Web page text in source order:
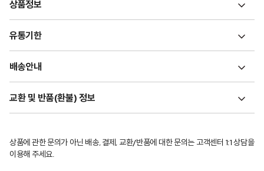
상품정보
유통기한
배송안내
교환 및 반품(환불) 정보
상품에 관한 문의가 아닌 배송, 결제, 교환/반품에 대한 문의는 고객센터 1:1 상담을
이용해 주세요.